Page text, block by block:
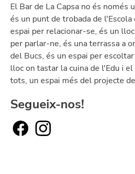
El Bar de La Capsa no és només
és un punt de trobada de
espai per relacionar-se, és un
per parlar-ne, és una terrassa a
del Bucs, és un espai per
lloc on tastar la cuina de l'Edu i
tots, un espai més del projecte
Segueix-nos!